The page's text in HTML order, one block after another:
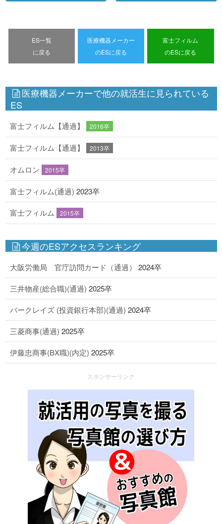
ES一覧
に戻る
医療機器メーカー
のESに戻る
富士フィルム
のESに戻る
医療機器メーカーで他の就活生に見られている
ES
富士フィルム【通過】 2016卒
富士フィルム【通過】 2013卒
オムロン 2015卒
富士フィルム(通過) 2023卒
富士フィルム 2015卒
今週のESアクセスランキング
大阪労働局 官庁訪問カード（通過） 2024卒
三井物産(総合職)(通過) 2025卒
バークレイズ (投資銀行本部)(通過) 2024卒
三菱商事(通過) 2025卒
伊藤忠商事(BX職)(内定) 2025卒
スポンサーリンク